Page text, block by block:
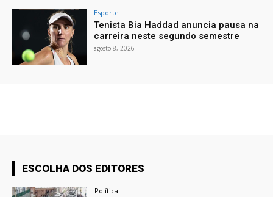
Esporte
Tenista Bia Haddad anuncia pausa na
carreira neste segundo semestre
agosto 8, 2026
ESCOLHA DOS EDITORES
Política